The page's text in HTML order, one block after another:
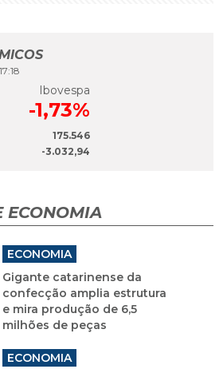
Ibovespa
-1,73%
175.546
-3.032,94
ECONOMIA
ECONOMIA
Gigante catarinense da
confecção amplia estrutura
e mira produção de 6,5
milhões de peças
ECONOMIA